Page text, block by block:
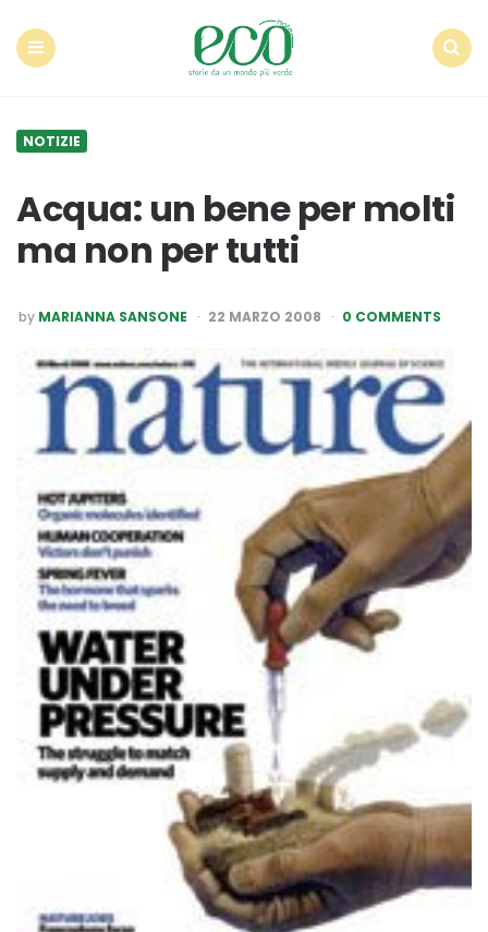
NOTIZIE
Acqua: un bene per molti
ma non per tutti
POSTED
BY
by MARIANNA SANSONE 22 MARZO 2008 0 COMMENTS